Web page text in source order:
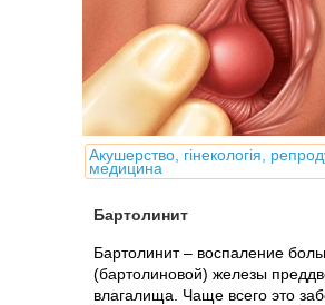
Акушерство, гінекологія,
медицина
Бартолинит
Бартолинит – воспаление
(бартолиновой) железы
влагалища. Чаще всего это